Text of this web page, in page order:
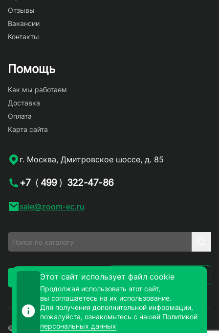
Отзывы
Вакансии
Контакты
Помощь
Как мы работаем
Доставка
Оплата
Карта сайта
г. Москва, Дмитровское шоссе, д. 85
+7 ( 499 ) 322-47-86
sale@zoom-ec.ru
Заказать звонок Написать письмо
© 2026. ЗУМ-СМД – продажа электронных компонентов
Этот сайт использует файл cookie
Продолжая использовать этот сайт,
вы соглашаетесь на их использование.
Для получения дополнительной информации,
пожалуйста, ознакомьтесь с нашей Политикой
персональных данных